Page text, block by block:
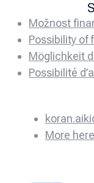
Možnost
Possibility of
Möglichkeit
Possibilité
More